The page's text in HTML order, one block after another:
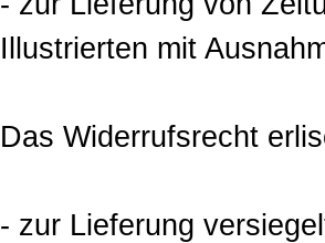
Illustrierten mit
Das Widerrufsrecht
- zur Lieferung